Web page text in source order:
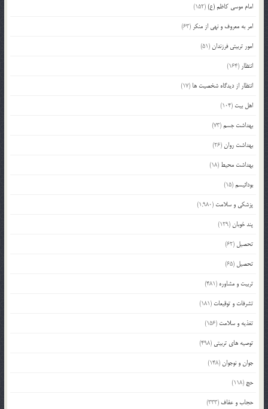
امام موسی کاظم (ع)(152)
امر به معروف و نهی از منکر (63)
امور تربیتی فرزندان(51)
انتظار (164)
انتظار از دیدگاه شخصیت ها (17)
اهل بیت (104)
بهداشت جسم(73)
بهداشت روان(26)
بهداشت محیط (18)
بودائیسم(15)
پزشکی و سلامت (1,980)
پند خوبان(129)
تحصیل (62)
تحصیل (65)
تربیت و مشاوره (481)
تشرفات و توقیعات (181)
تغذیه و سلامت (156)
توصیه های تربیتی (498)
جوان و نوجوان(148)
حج (118)
حجاب و عفاف (333)